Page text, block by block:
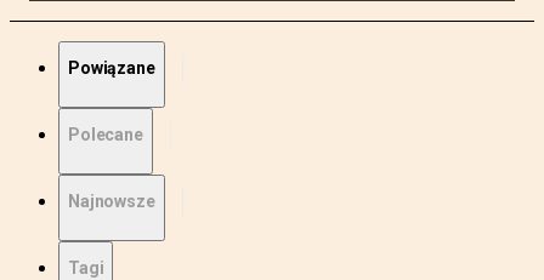
Powiązane
Polecane
Najnowsze
Tagi